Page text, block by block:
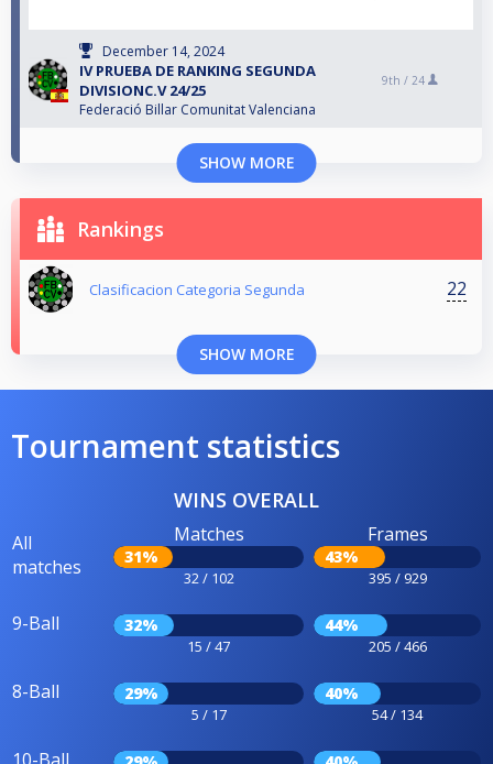
December 14, 2024
IV PRUEBA DE RANKING SEGUNDA
DIVISIONC.V 24/25
Federació Billar Comunitat Valenciana
9th / 24
SHOW MORE
Rankings
Clasificacion Categoria Segunda 22
SHOW MORE
Tournament statistics
WINS OVERALL
All
matches
Matches
31%
32 / 102
Frames
43%
395 / 929
9-Ball 32%
15 / 47
44%
205 / 466
8-Ball 29%
5 / 17
40%
54 / 134